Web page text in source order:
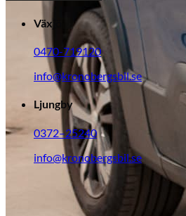
KGM Pickups
Fordonstyp
MopedbilPickupTransportbilPersonbil
Visa alla fordon
Växjö
0470-719120
info@kronobergsbil.se
Ljungby
0372–25240
info@kronobergsbil.se